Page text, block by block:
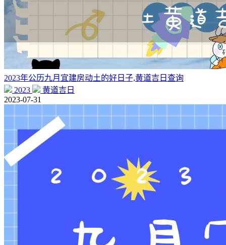
2023年公历九月宜建房动土的好日子,黄道吉日查询
2023
黄道吉日
2023-07-31